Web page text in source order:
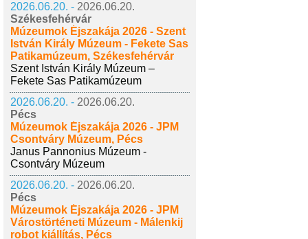
2026.06.20. - 2026.06.20.
Székesfehérvár
Múzeumok Éjszakája 2026 - Szent
István Király Múzeum - Fekete Sas
Patikamúzeum, Székesfehérvár
Szent István Király Múzeum –
Fekete Sas Patikamúzeum
2026.06.20. - 2026.06.20.
Pécs
Múzeumok Éjszakája 2026 - JPM
Csontváry Múzeum, Pécs
Janus Pannonius Múzeum -
Csontváry Múzeum
2026.06.20. - 2026.06.20.
Pécs
Múzeumok Éjszakája 2026 - JPM
Várostörténeti Múzeum - Málenkij
robot kiállítás, Pécs